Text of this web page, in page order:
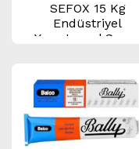
SEFOX 15 Kg
Endüstriyel
Yapıştırıcı | Sarı –
Döşeme Yapıştırıcı